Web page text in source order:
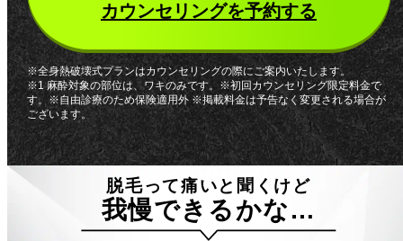
カウンセリングを予約する
※全身熱破壊式プランはカウンセリングの際にご案内いたします。
※1 麻酔対象の部位は、ワキのみです。※初回カウンセリング限定料金で
す。※自由診療のため保険適用外 ※掲載料金は予告なく変更される場合が
ございます。
脱毛って痛いと聞くけど
我慢できるかな…